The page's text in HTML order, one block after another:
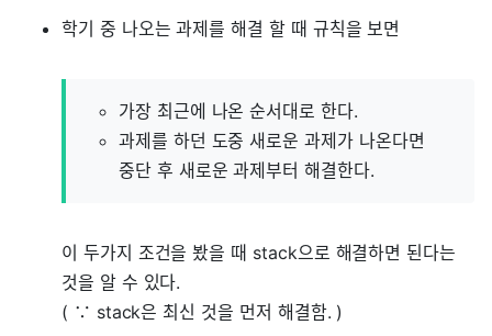
학기 중 나오는 과제를 해결 할 때 규칙을 보면
가장 최근에 나온 순서대로 한다.
과제를 하던 도중 새로운 과제가 나온다면
중단 후 새로운 과제부터 해결한다.
이 두가지 조건을 봤을 때 stack으로 해결하면 된다는
것을 알 수 있다.
( ∵ stack은 최신 것을 먼저 해결함. )